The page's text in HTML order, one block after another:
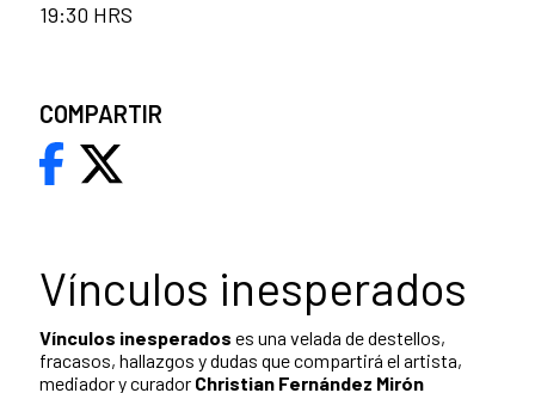
Vínculos inesperados
Vínculos inesperados es una velada de destellos,
fracasos, hallazgos y dudas que compartirá el artista,
mediador y curador Christian Fernández Mirón
19:30 HRS
COMPARTIR